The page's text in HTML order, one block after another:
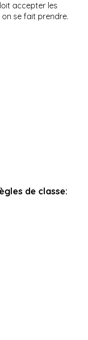
accepter les
se fait prendre.
de classe: